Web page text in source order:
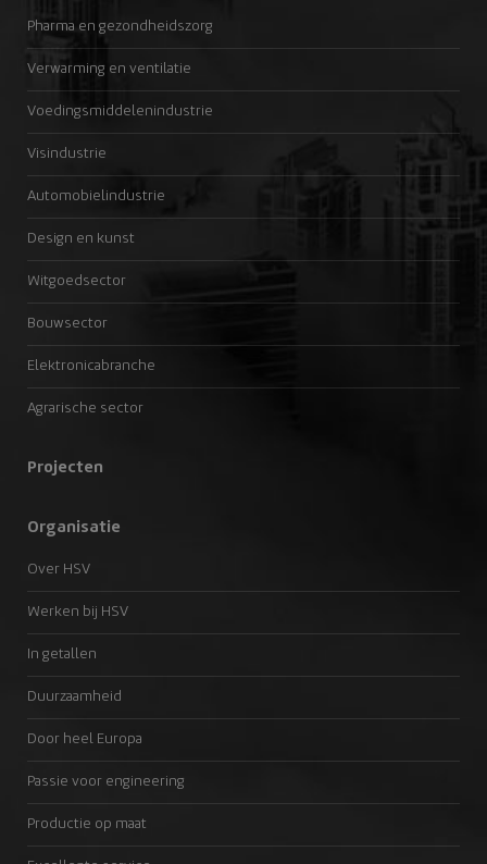
Pharma en gezondheidszorg
Verwarming en ventilatie
Voedingsmiddelenindustrie
Visindustrie
Automobielindustrie
Design en kunst
Witgoedsector
Bouwsector
Elektronicabranche
Agrarische sector
Projecten
Organisatie
Over HSV
Werken bij HSV
In getallen
Duurzaamheid
Door heel Europa
Passie voor engineering
Productie op maat